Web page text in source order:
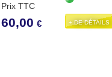
Prix TTC
60,00 € + DE DÉTAILS